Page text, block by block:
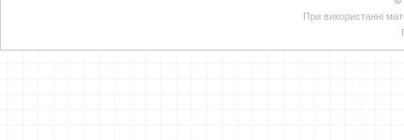
При використанні